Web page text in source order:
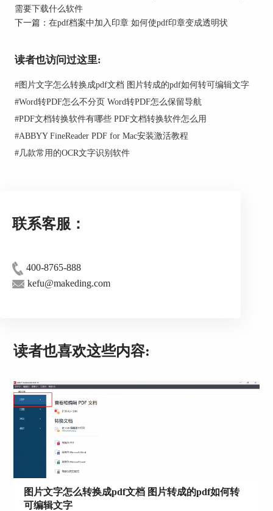
单击pdf内容，浅灰色方框变成了边角有小正
可。
图4：编辑修改文字内容
以上是编辑修改文字内容，如果需要编辑修改
改pdf，就和在word中编辑修改一样简单且流畅。
角“保存”的图标（快捷键：Ctrl+S），就能保存内
如果需要将pdf保存到本地，可以点击“文件
——另存为——PDF文档”（快捷键：
Ctrl+Shift+S）。
需要下载什么软件
下一篇： 在pdf档案中加入印章 如何使pdf印章变成透明状
读者也访问过这里:
#图片文字怎么转换成pdf文档 图片转成的pdf如何转可编辑文字
#Word转PDF怎么不分页 Word转PDF怎么保留导航
#PDF文档转换软件有哪些 PDF文档转换软件怎么用
#ABBYY FineReader PDF for Mac安装激活教程
#几款常用的OCR文字识别软件
联系客服：
400-8765-888
kefu@makeding.com
读者也喜欢这些内容:
图片文字怎么转换成pdf文档 图片转成的pdf如何转
可编辑文字